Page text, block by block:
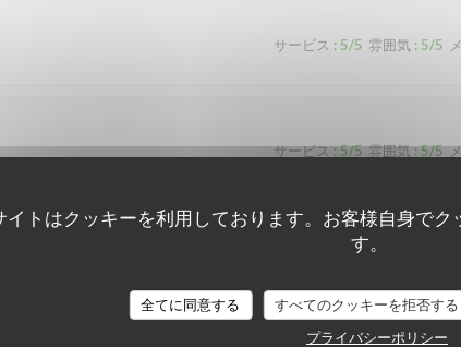
イトはクッキーを利用しております。お客様自身で
す。
全てに同意する すべてのクッキーを拒否する
プライバシーポリシー
サービス : 5/5 雰囲気: 5/5
サービス:5/5 雰囲気:5/5
サービス: 5 /5 雰囲気: 5